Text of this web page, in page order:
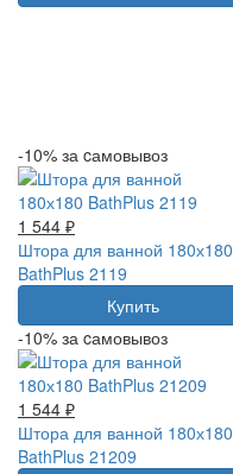
-10% за cамовывоз
1 544 ₽
Штора для ванной 180х180
BathPlus 2119
Купить
-10% за cамовывоз
1 544 ₽
Штора для ванной 180х180
BathPlus 21209